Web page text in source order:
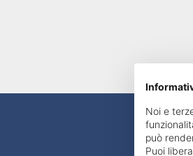
Noi e
può
Puoi